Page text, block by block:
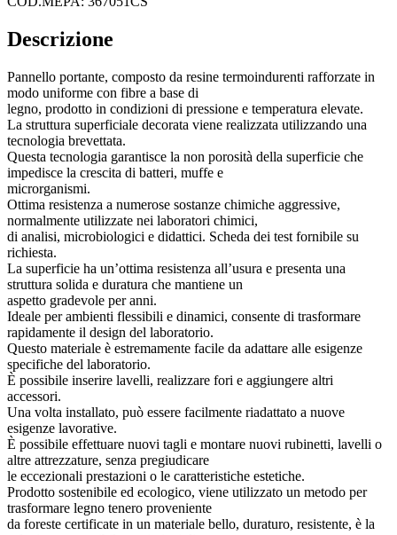
Descrizione
Pannello portante, composto da resine termoindurenti rafforzate in
modo uniforme con fibre a base di
legno, prodotto in condizioni di pressione e temperatura elevate.
La struttura superficiale decorata viene realizzata utilizzando una
tecnologia brevettata.
Questa tecnologia garantisce la non porosità della superficie che
impedisce la crescita di batteri, muffe e
microrganismi.
Ottima resistenza a numerose sostanze chimiche aggressive,
normalmente utilizzate nei laboratori chimici,
di analisi, microbiologici e didattici. Scheda dei test fornibile su
richiesta.
La superficie ha un’ottima resistenza all’usura e presenta una
struttura solida e duratura che mantiene un
aspetto gradevole per anni.
Ideale per ambienti flessibili e dinamici, consente di trasformare
rapidamente il design del laboratorio.
Questo materiale è estremamente facile da adattare alle esigenze
specifiche del laboratorio.
È possibile inserire lavelli, realizzare fori e aggiungere altri
accessori.
Una volta installato, può essere facilmente riadattato a nuove
esigenze lavorative.
È possibile effettuare nuovi tagli e montare nuovi rubinetti, lavelli o
altre attrezzature, senza pregiudicare
le eccezionali prestazioni o le caratteristiche estetiche.
Prodotto sostenibile ed ecologico, viene utilizzato un metodo per
trasformare legno tenero proveniente
da foreste certificate in un materiale bello, duraturo, resistente, è la